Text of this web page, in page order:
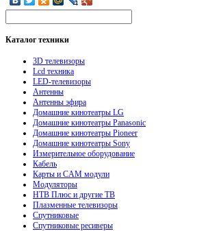
Каталогтехники
3D телевизоры
Lcd техника
LED-телевизоры
Антенны
Антенны эфира
Домашние кинотеатры LG
Домашние кинотеатры Panasonic
Домашние кинотеатры Pioneer
Домашние кинотеатры Sony
Измерительное оборудование
Кабель
Карты и CAM модули
Модуляторы
НТВ Плюс и другие ТВ
Плазменные телевизоры
Спутниковые
Спутниковые ресиверы